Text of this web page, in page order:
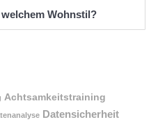
Wohnstil?
Achtsamkeitstraining
Datensicherheit